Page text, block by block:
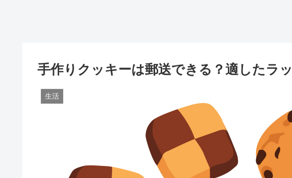
手作りクッキーは郵送できる？適したラ
生活